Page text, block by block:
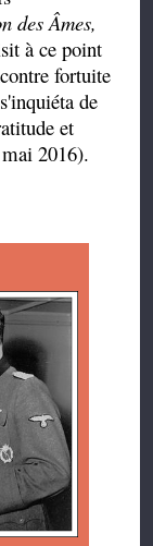
des Âmes,
à ce point
fortuite
de
et
2016).